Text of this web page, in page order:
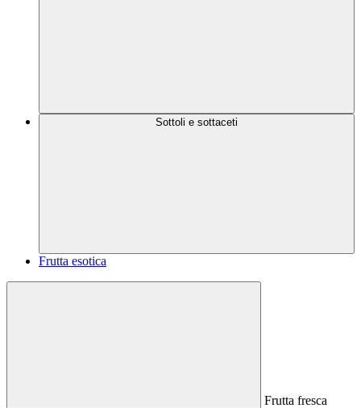
Sottoli e sottaceti
Frutta esotica
Frutta fresca